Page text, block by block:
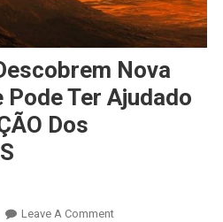
Nova
Pode Ter Ajudado
Dos
Leave A CommentOn